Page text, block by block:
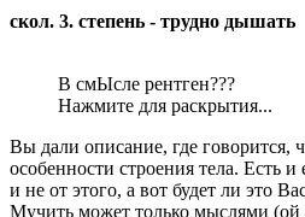
скол. 3. степень - трудно дышать
В смЫсле рентген???
Нажмите для раскрытия...
Вы дали описание, где говорится,
особенности строения тела. Есть
и не от этого, а вот будет ли это
Мучить может только мыслями (ой